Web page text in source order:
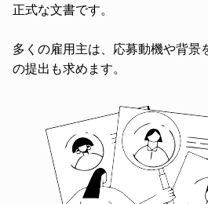
正式な文書です。
多くの雇用主は、応募動機や背景
の提出も求めます。